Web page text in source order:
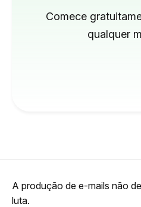
Comece
qualquer
A produção de e-mails não
luta.